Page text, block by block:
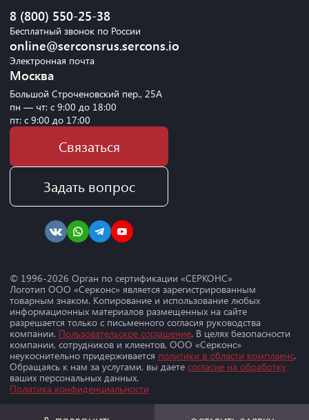
8 (800) 550-25-38
Бесплатный звонок по России
online@serconsrus.sercons.io
Электронная почта
Москва
Большой Строченовский пер., 25А
пн — чт: с 9:00 до 18:00
пт: с 9:00 до 17:00
Связаться
Задать вопрос
© 1996-2026 Орган по сертификации «СЕРКОНС»
Логотип ООО «Серконс» является зарегистрированным
товарным знаком. Копирование и использование любых
информационных материалов размещенных на сайте
разрешается только с письменного согласия руководства
компании. Пользовательское соглашение. В целях безопасности
компании, сотрудников и клиентов, ООО «Серконс»
неукоснительно придерживается политики в области комплаенс.
Обращаясь к нам за услугами, вы даете согласие на обработку
ваших персональных данных.
Политика конфиденциальности